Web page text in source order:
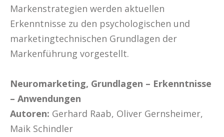
Markenstrategien werden aktuellen
Erkenntnisse zu den psychologischen und
marketingtechnischen Grundlagen der
Markenführung vorgestellt.
Neuromarketing, Grundlagen – Erkenntnisse
– Anwendungen
Autoren: Gerhard Raab, Oliver Gernsheimer,
Maik Schindler